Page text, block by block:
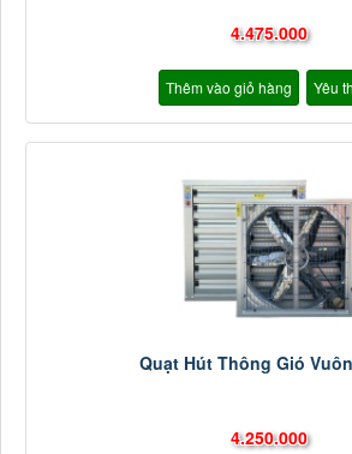
4.475.000
Thêm vào giỏ hàng Yêu
Quạt Hút Thông Gió
4.250.000